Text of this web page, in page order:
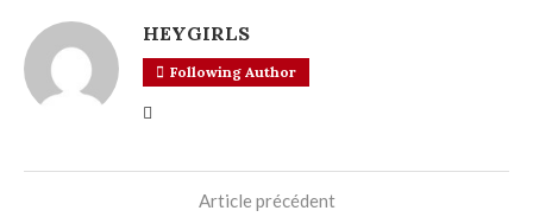
HEYGIRLS
Following Author
Article précédent